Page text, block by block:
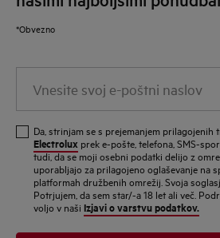
brezžičnega signala.
Se lahko več družinskih članov
My AEG na isto napravo?
Da, samo prenesti morate
prijaviti z istimi poverilnicami in
pametni telefon ali tablični
domačim brezžičnim omrežjem
Kje lahko najdem vodnik o tem,
povezljivostjo?
*Obvezno
svoj
poštni
naslov
Da, strinjam se s prejemanjem prilagojenih
Electrolux prek e-pošte, telefona, SMS-
tudi, da se moji osebni podatki delijo z
uporabljajo za prilagojeno oglaševanje na
platformah družbenih omrežij. Svoja
Potrjujem, da sem star/-a 18 let ali več.
voljo v naši Izjavi o varstvu podatkov.